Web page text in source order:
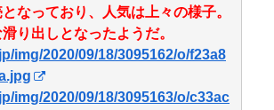
なっており、人気は上々の様子。
り出しとなったようだ。
img/2020/09/18/3095162/o/f23a8
img/2020/09/18/3095163/o/c33ac